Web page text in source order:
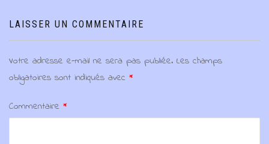
LAISSER UN COMMENTAIRE
Votre adresse e-mail ne sera pas publiée. Les champs
obligatoires sont indiqués avec *
Commentaire *